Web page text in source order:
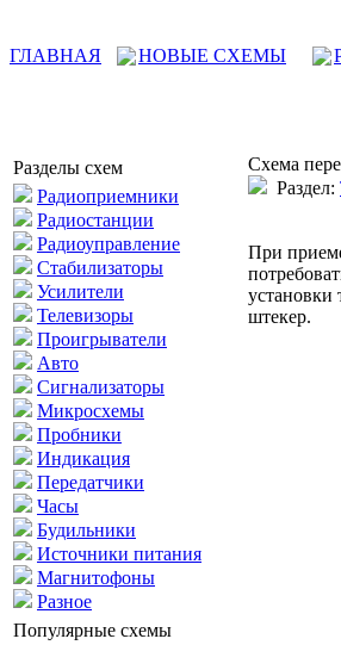
ГЛАВНАЯ
НОВЫЕ СХЕМЫ
Разделы схем
Радиоприемники
Радиостанции
Радиоуправление
Стабилизаторы
Усилители
Телевизоры
Проигрыватели
Авто
Сигнализаторы
Микросхемы
Пробники
Индикация
Передатчики
Часы
Будильники
Источники питания
Магнитофоны
Разное
Популярные схемы
Схема
Раздел:
При
установки
штекер.